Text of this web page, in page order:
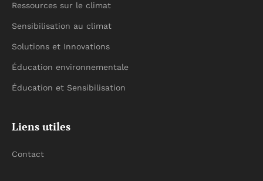
Ressources sur le climat
Sensibilisation au climat
Solutions et Innovations
Éducation environnementale
Éducation et Sensibilisation
Liens utiles
Contact